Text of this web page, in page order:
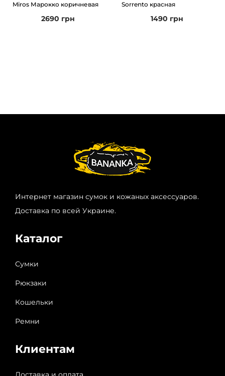
Miros Марокко коричневая
2690 грн
Sorrento красная
1490 грн
Интернет магазин сумок и кожаных аксессуаров.
Доставка по всей Украине.
Каталог
Сумки
Рюкзаки
Кошельки
Ремни
Клиентам